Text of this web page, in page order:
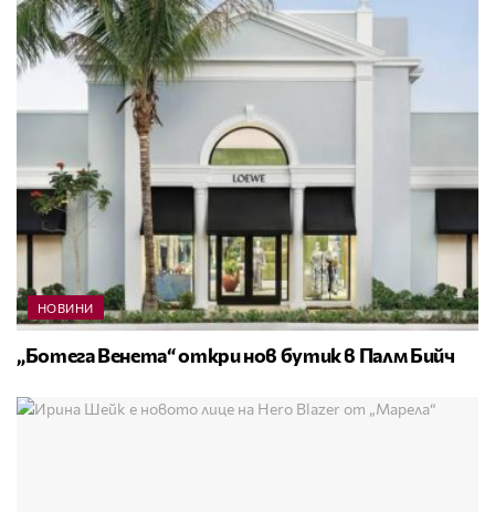
НОВИНИ
„Ботега Венета“ откри нов бутик в Палм Бийч